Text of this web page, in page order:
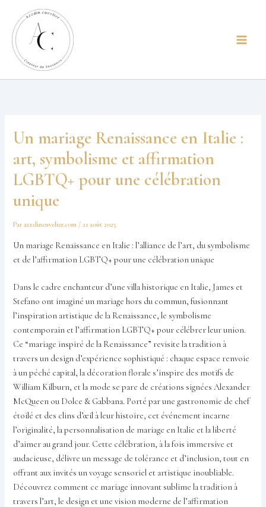
principal
contenu
Un mariage Renaissance en Italie :
art, symbolisme et affirmation
LGBTQ+ pour une célébration
unique
Parazzdincuvelier.com /21 août 2025
Un mariage Renaissance en Italie : l’alliance de l’art, du symbolisme
et de l’affirmation LGBTQ+ pour une célébration unique
Dans le cadre enchanteur d’une villa historique en Italie, James et
Stefano ont imaginé un mariage hors du commun, fusionnant
l’inspiration artistique de la Renaissance, le symbolisme
contemporain et l’affirmation LGBTQ+ pour célébrer leur union.
Ce “mariage inspiré de la Renaissance” revisite la tradition à
travers un design d’expérience sophistiqué : chaque espace renvoie
à un péché capital, la décoration florale s’inspire des motifs de
William Kilburn, et la mode se pare de créations signées Alexander
McQueen ou Dolce & Gabbana. Porté par une gastronomie de chef
étoilé et des clins d’œil à leur histoire, cet événement incarne
l’originalité, la personnalisation de mariage en Italie et la liberté
d’aimer au grand jour. Cette célébration, à la fois immersive et
audacieuse, délivre un message de tolérance et d’inclusion, tout en
offrant aux invités un voyage sensoriel et artistique inoubliable.
Découvrez comment ce mariage innovant sublime la tradition à
travers l’art, le design et une vision moderne de l’affirmation